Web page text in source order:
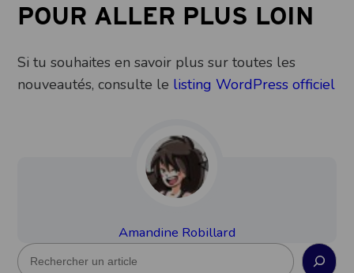
POUR ALLER PLUS LOIN
Si tu souhaites en savoir plus sur toutes les
nouveautés, consulte le listing WordPress officiel
Amandine Robillard
R
e